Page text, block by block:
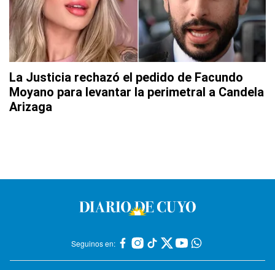
La Justicia rechazó el pedido de Facundo
Moyano para levantar la perimetral a Candela
Arizaga
Seguinos en: